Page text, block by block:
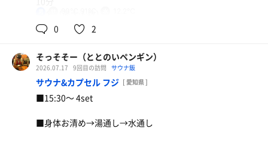
旨塩うどん、天ぷら
麦茶
◆水風呂
・水温は20℃弱とやや残念な冷たさ
・2人ギリギリ入れるかなという狭めなサイズ
◆整いスペース
・内風呂にも整い椅子あり
・露天風呂スペースが広く座れる場所は困らない
【外気温】－
【 風 】－
0 2
そっそそー（ととのいペンギン）
2026.07.17 9回目の訪問 サウナ飯
サウナ&カプセル フジ [ 愛知県 ]
■15:30〜 4set
■身体お清め→湯通し→水通し